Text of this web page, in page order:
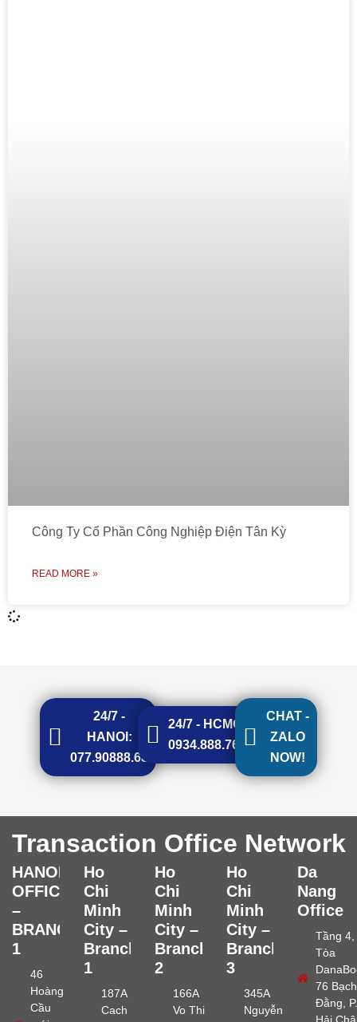
Công Ty Cổ Phần Công Nghiệp Điện Tân Kỳ
READ MORE »
24/7 -
HANOI:
077.90888.68
24/7 - HCMC:
0934.888.768
CHAT -
ZALO
NOW!
Transaction Office Network
HANOI
OFFICE
–
BRANCH
1
46
Hoàng
Cầu
Ho
Chi
Minh
City –
Branch
1
187A
Cach
Ho
Chi
Minh
City –
Branch
2
166A
Vo Thi
Ho
Chi
Minh
City –
Branch
3
345A
Nguyễn
Da
Nang
Office
Tầng 4,
Tòa
76 Bạch
Đằng, P.